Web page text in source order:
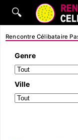
🔍
Rencontre Célibataire
Genre
Ville